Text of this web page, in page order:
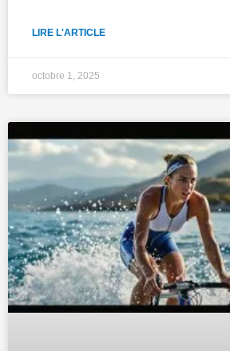
LIRE L'ARTICLE
octobre 1, 2025